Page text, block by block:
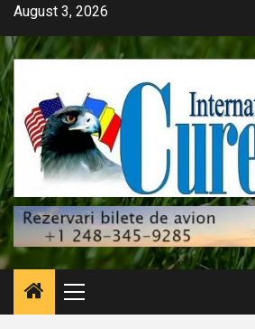
Skip
content
August 3, 2026
Primary
Menu